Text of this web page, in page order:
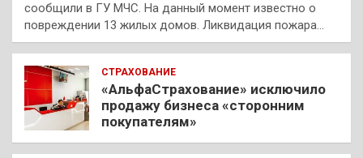
сообщили в ГУ МЧС. На данный момент известно о
повреждении 13 жилых домов. Ликвидация пожара…
СТРАХОВАНИЕ
«АльфаСтрахование» исключило
продажу бизнеса «сторонним
покупателям»